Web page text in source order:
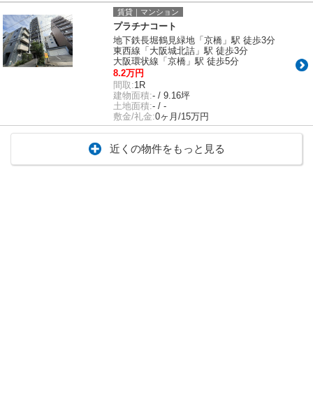
賃貸｜マンション
プラチナコート
地下鉄長堀鶴見緑地「京橋」駅 徒歩3分
東西線「大阪城北詰」駅 徒歩3分
大阪環状線「京橋」駅 徒歩5分
8.2万円
間取:1R
建物面積:- / 9.16坪
土地面積:- / -
敷金/礼金:0ヶ月/15万円
近くの物件をもっと見る